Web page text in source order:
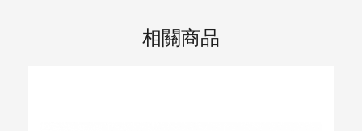
相關商品